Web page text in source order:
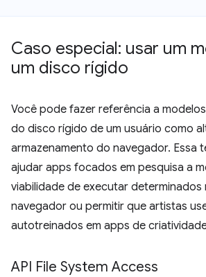
Caso especial: usar um
um disco rígido
Você pode fazer referência a
do disco rígido de um usuário como
armazenamento do navegador. Essa
ajudar apps focados em pesquisa a
viabilidade de executar determinados
navegador ou permitir que artistas
autotreinados em apps de
API File System Access